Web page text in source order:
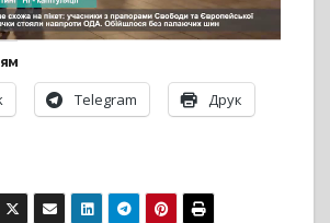
Telegram Друк